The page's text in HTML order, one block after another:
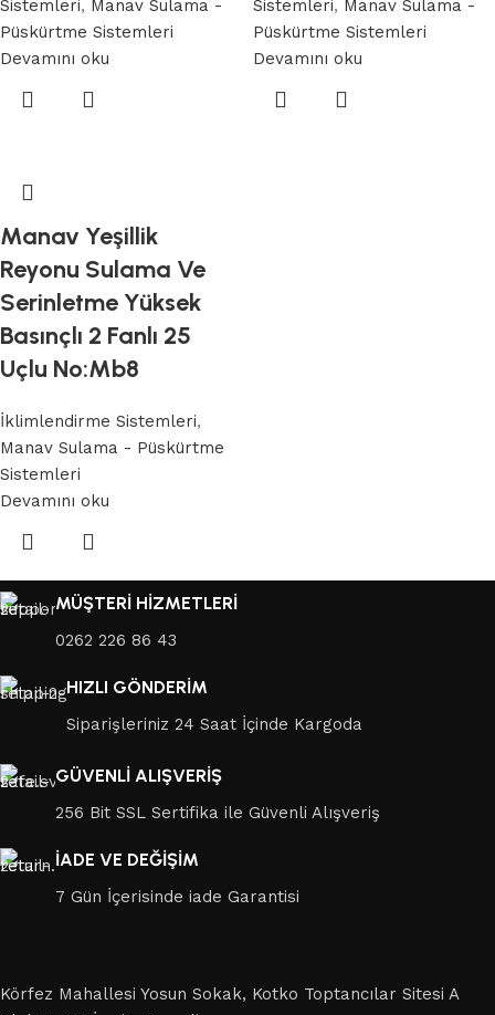
Sistemleri, Manav Sulama -
Püskürtme Sistemleri
Devamını oku
Sistemleri, Manav Sulama -
Püskürtme Sistemleri
Devamını oku
Manav Yeşillik
Reyonu Sulama Ve
Serinletme Yüksek
Basınçlı 2 Fanlı 25
Uçlu No:Mb8
İklimlendirme Sistemleri,
Manav Sulama - Püskürtme
Sistemleri
Devamını oku
MÜŞTERİ HİZMETLERİ
0262 226 86 43
HIZLI GÖNDERİM
Siparişleriniz 24 Saat İçinde Kargoda
GÜVENLİ ALIŞVERİŞ
256 Bit SSL Sertifika ile Güvenli Alışveriş
İADE VE DEĞİŞİM
7 Gün İçerisinde iade Garantisi
Körfez Mahallesi Yosun Sokak, Kotko Toptancılar Sitesi A